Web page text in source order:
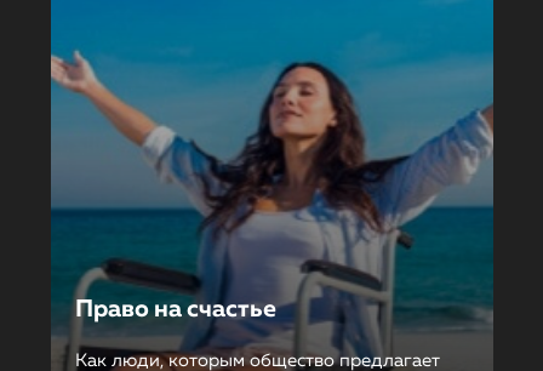
Право на счастье
Как люди, которым общество предлагает